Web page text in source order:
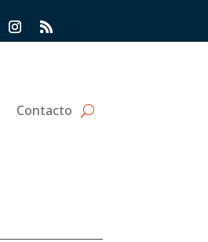
Contacto